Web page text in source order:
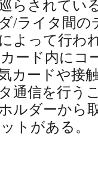
らされてい
/ライタ間の
よって行わ
ード内にコ
カードや接
通信を行う
ルダーから
トがある。